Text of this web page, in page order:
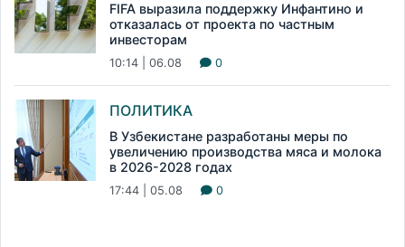
FIFA выразила поддержку Инфантино и
отказалась от проекта по частным
инвесторам
10:14 | 06.08 0
ПОЛИТИКА
В Узбекистане разработаны меры по
увеличению производства мяса и молока
в 2026-2028 годах
17:44 | 05.08 0